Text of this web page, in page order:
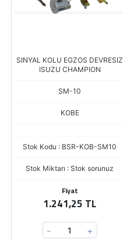
SINYAL KOLU EGZOS DEVRESIZ
ISUZU CHAMPION
SM-10
KOBE
Stok Kodu : BSR-KOB-SM10
Stok Miktarı : Stok sorunuz
Fiyat
1.241,25 TL
- +